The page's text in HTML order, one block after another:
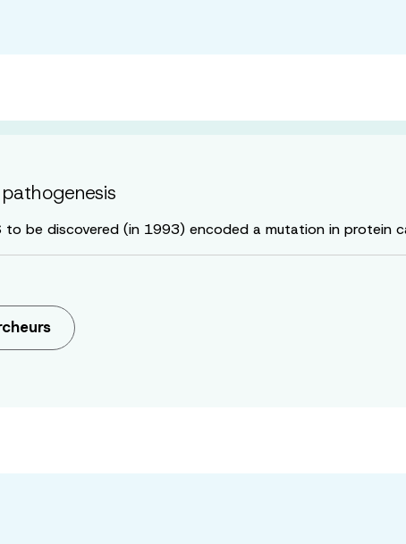
to be discovered (in 1993) encoded a mutation in protein